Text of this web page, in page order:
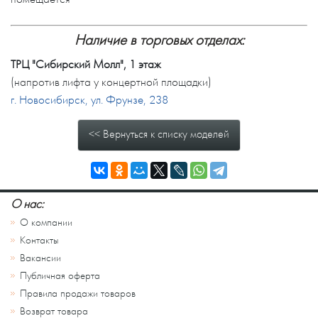
Наличие в торговых отделах:
ТРЦ "Сибирский Молл", 1 этаж
(напротив лифта у концертной площадки)
г. Новосибирск, ул. Фрунзе, 238
<< Вернуться к списку моделей
О нас:
О компании
Контакты
Вакансии
Публичная оферта
Правила продажи товаров
Возврат товара